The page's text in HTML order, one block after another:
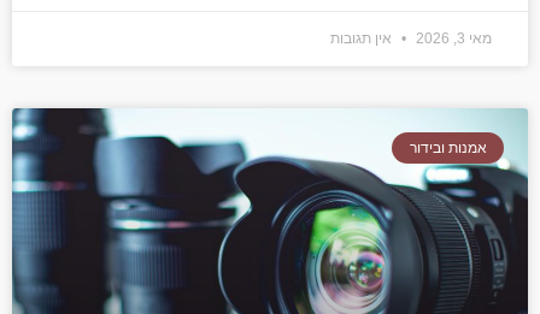
מאי 3, 2026 אין תגובות
אמנות ובידור